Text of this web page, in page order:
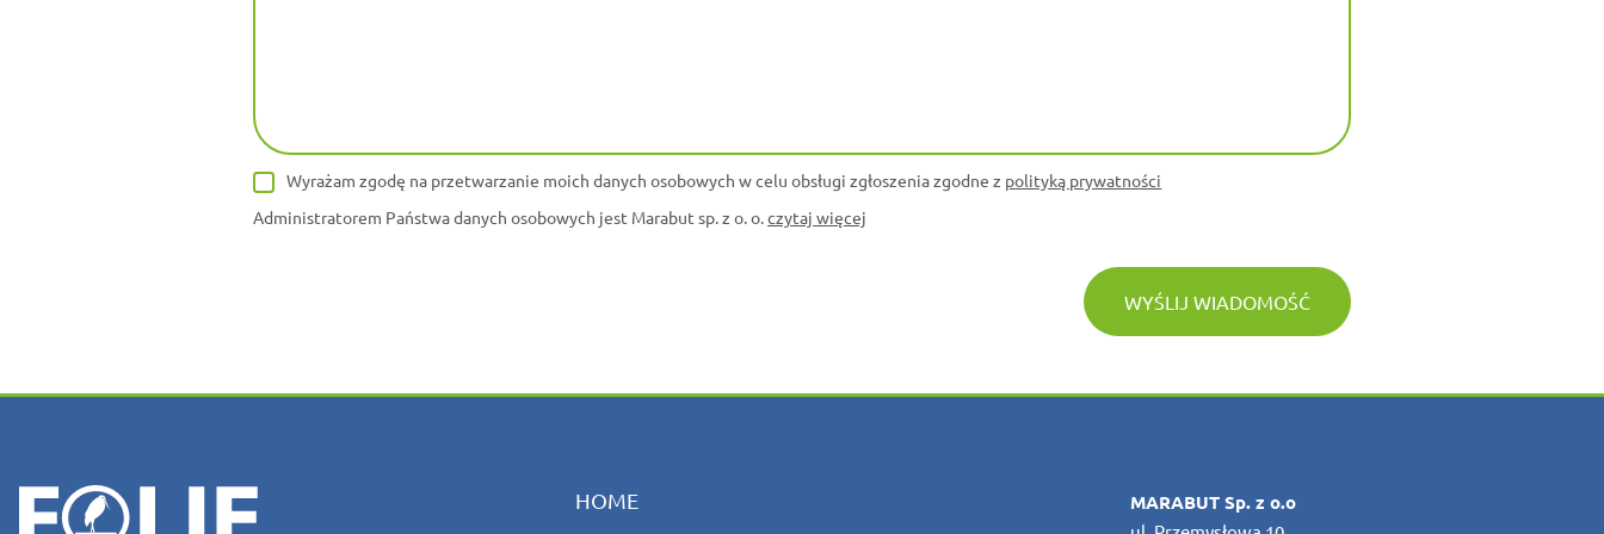
Wyrażam zgodę na przetwarzanie moich danych osobowych w celu obsługi zgłoszenia zgodne z polityką prywatności
Administratorem Państwa danych osobowych jest Marabut sp. z o. o.czytaj więcej
WYŚLIJ WIADOMOŚĆ
HOME MARABUT Sp. z o.o